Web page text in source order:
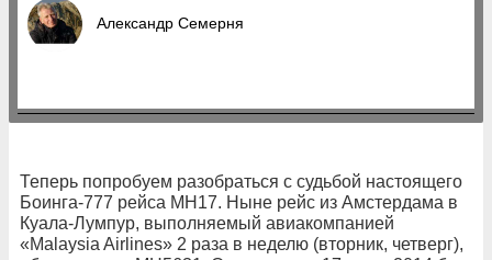
Александр Семерня
Теперь попробуем разобраться с судьбой настоящего
Боинга-777 рейса МН17. Ныне рейс из Амстердама в
Куала-Лумпур, выполняемый авиакомпанией
«Malaysia Airlines» 2 раза в неделю (вторник, четверг),